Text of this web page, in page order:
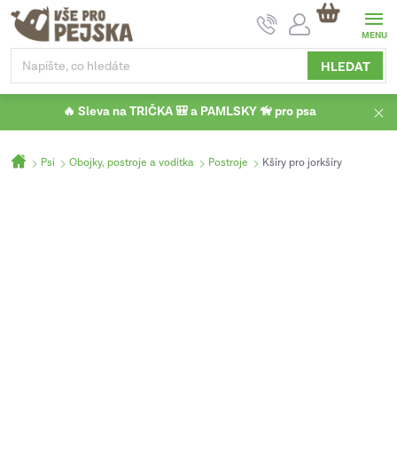
Přejít
obsah
HLEDAT
NÁKUPNÍ
KOŠÍK
🔥 Sleva na TRIČKA 🎒 a PAMLSKY 🦮 pro psa
Domů
Psi Obojky, postroje a vodítka Postroje Kšíry pro jorkšíry